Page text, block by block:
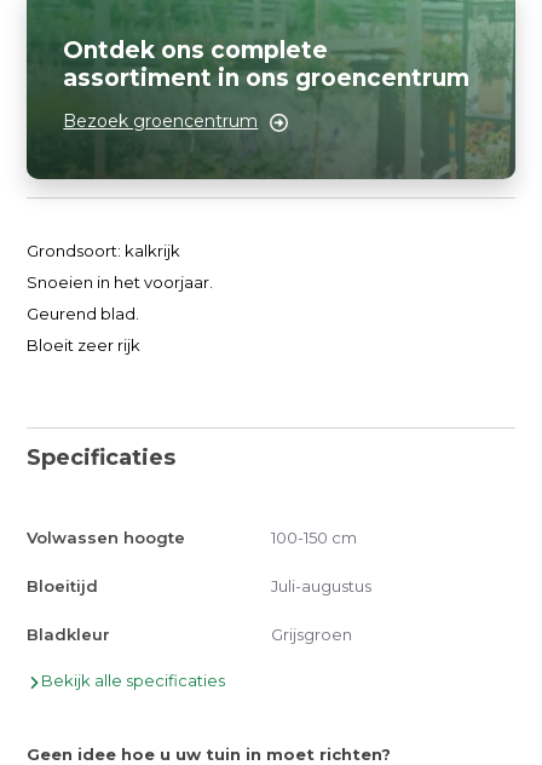
Ontdek ons complete
assortiment in ons groencentrum
Bezoek groencentrum
Grondsoort: kalkrijk
Snoeien in het voorjaar.
Geurend blad.
Bloeit zeer rijk
Specificaties
Volwassen hoogte 100-150 cm
Bloeitijd Juli-augustus
Bladkleur Grijsgroen
Bekijk alle specificaties
Geen idee hoe u uw tuin in moet richten?